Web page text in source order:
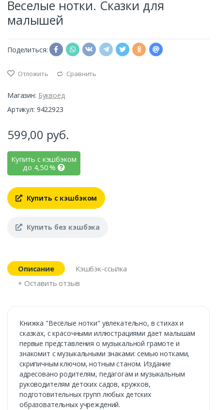
Веселые нотки. Сказки для
малышей
Поделиться:
Отложить Сравнить
Магазин: Буквоед
Артикул: 9422923
599,00 руб.
Купить с кэшбэком
до 4,50%
Купить с кэшбэком
Купить без кэшбэка
Описание
Кэшбэк-ссылка
+ Оставить отзыв
Книжка "Весёлые нотки" увлекательно, в стихах и
сказках, с красочными иллюстрациями дает малышам
первые представления о музыкальной грамоте и
знакомит с музыкальными знаками: семью нотками,
скрипичным ключом, нотным станом. Издание
адресовано родителям, педагогам и музыкальным
руководителям детских садов, кружков,
подготовительных групп любых детских
образовательных учреждений.